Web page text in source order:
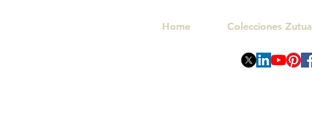
Home Colecciones Zutua